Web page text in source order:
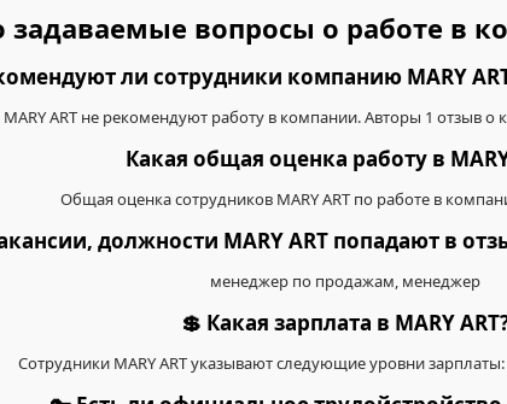
задаваемые вопросы о работе в
ли сотрудники компанию MARY
ART не рекомендуют работу в компании. Авторы 1 отзыв
Какая общая оценка работу в
Общая оценка сотрудников MARY ART по работе в
должности MARY ART попадают в
менеджер по продажам, менеджер
💲 Какая зарплата в MARY
Сотрудники MARY ART указывают следующие уровни зарплаты: